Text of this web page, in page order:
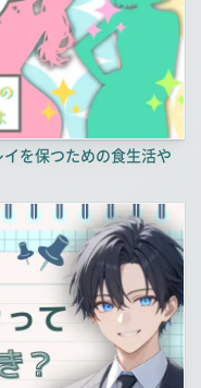
を保つための食生活や